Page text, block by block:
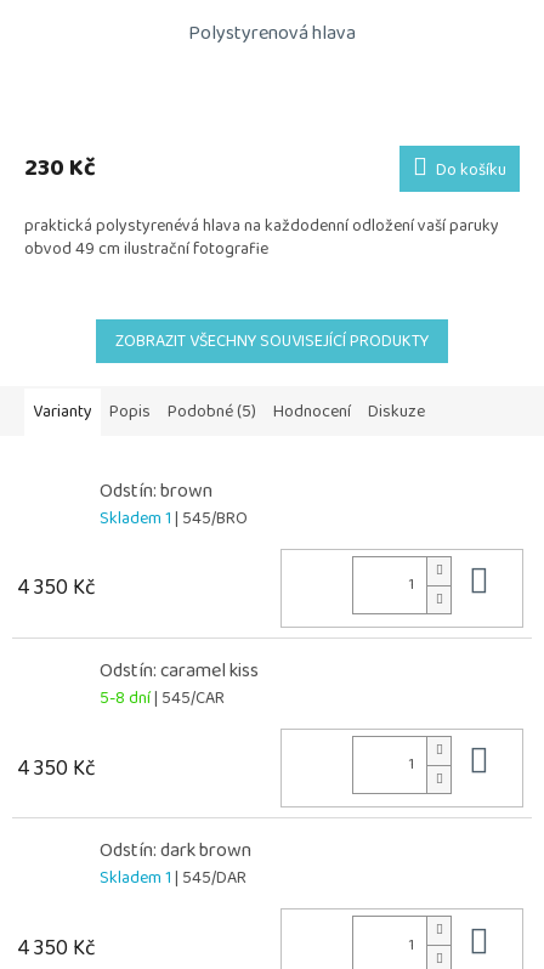
Polystyrenová hlava
230 Kč Do košíku
praktická polystyrenévá hlava na každodenní odložení vaší paruky
obvod 49 cm ilustrační fotografie
ZOBRAZIT VŠECHNY SOUVISEJÍCÍ PRODUKTY
Varianty Popis Podobné (5) Hodnocení Diskuze
Odstín: brown
Skladem 1| 545/BRO
4 350 Kč
Odstín: caramel kiss
5-8 dní| 545/CAR
4 350 Kč
Odstín: dark brown
Skladem 1| 545/DAR
4 350 Kč